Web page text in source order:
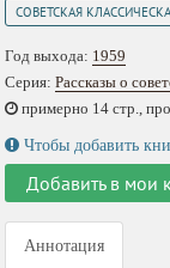
СОВЕТСКАЯ
Год выхода: 1959
Серия: Рассказы о
примерно 14 стр.,
Чтобы добавить
Добавить в мои
Аннотация